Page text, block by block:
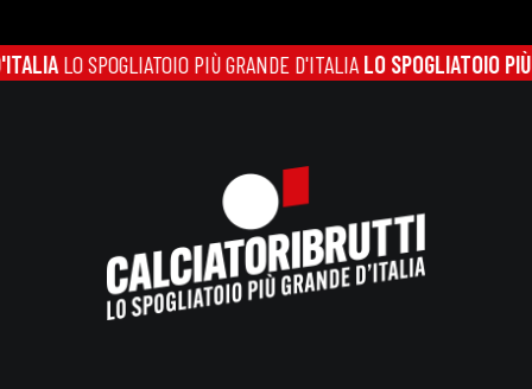
PIÙ GRANDE D'ITALIA LO SPOGLIATOIO PIÙ GRANDE D'ITALIALO